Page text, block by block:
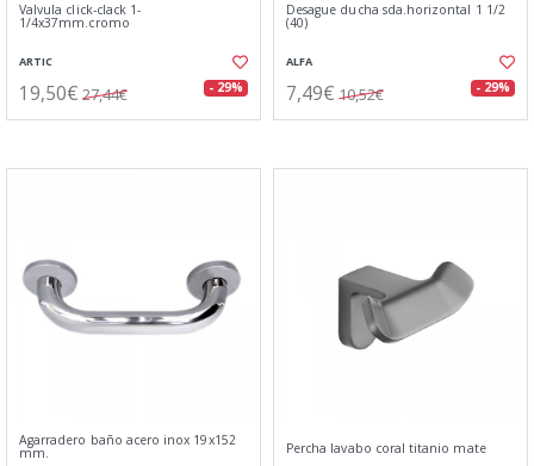
Valvula click-clack 1-
1/4x37mm.cromo
ARTIC
19,50€ 27,44€ - 29%
Desague ducha sda.horizontal 1 1/2
(40)
ALFA
7,49€ 10,52€ - 29%
Agarradero baño acero inox 19x152
mm. Percha lavabo coral titanio mate